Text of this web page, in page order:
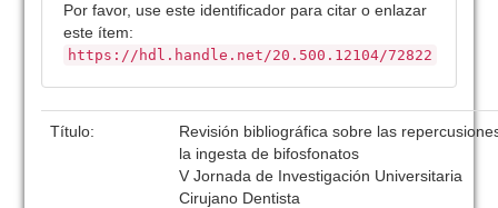
Por favor, use este identificador para citar o enlazar
este ítem:
https://hdl.handle.net/20.500.12104/72822
Título:
Revisión bibliográfica sobre las
la ingesta de bifosfonatos
V Jornada de Investigación Universitaria
Cirujano Dentista